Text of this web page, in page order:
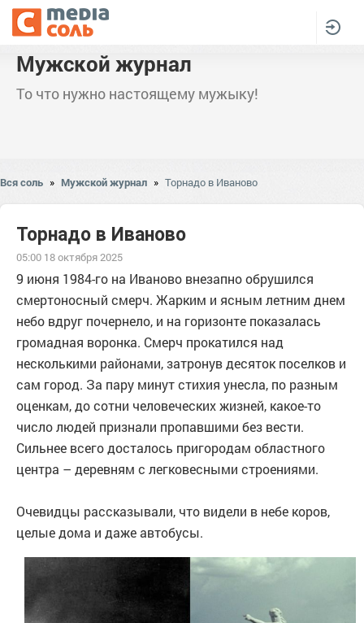
Мужской журнал
То что нужно настоящему мужыку!
Вся соль » Мужской журнал » Торнадо в Иваново
Торнадо в Иваново
05:00 18 октября 2025
9 июня 1984-го на Иваново внезапно обрушился
смертоносный смерч. Жарким и ясным летним днем
небо вдруг почернело, и на горизонте показалась
громадная воронка. Смерч прокатился над
несколькими районами, затронув десяток поселков и
сам город. За пару минут стихия унесла, по разным
оценкам, до сотни человеческих жизней, какое-то
число людей признали пропавшими без вести.
Сильнее всего досталось пригородам областного
центра – деревням с легковесными строениями.
Очевидцы рассказывали, что видели в небе коров,
целые дома и даже автобусы.